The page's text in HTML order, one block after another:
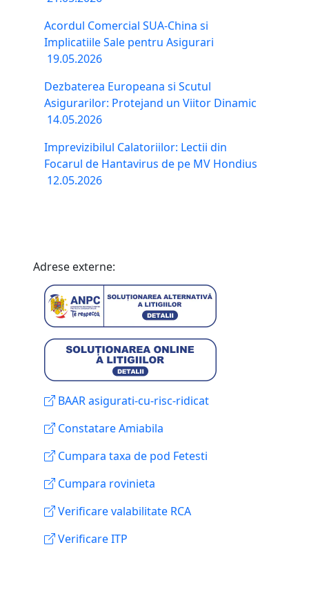
Acordul Comercial SUA-China si
Implicatiile Sale pentru Asigurari
19.05.2026
Dezbaterea Europeana si Scutul
Asigurarilor: Protejand un Viitor Dinamic
14.05.2026
Imprevizibilul Calatoriilor: Lectii din
Focarul de Hantavirus de pe MV Hondius
12.05.2026
Adrese externe:
BAAR asigurati-cu-risc-ridicat
Constatare Amiabila
Cumpara taxa de pod Fetesti
Cumpara rovinieta
Verificare valabilitate RCA
Verificare ITP